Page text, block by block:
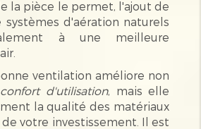
la pièce le permet, l'ajout de
d'aération naturels
à une meilleure
ventilation améliore non
confort d'utilisation, mais elle
la qualité des matériaux
votre investissement. Il est